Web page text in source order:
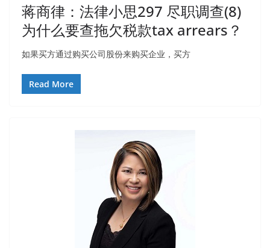
蒋商律：法律小思297 尽职调查(8)
为什么要查拖欠税款tax arrears？
如果买方通过购买公司股份来购买企业，买方
Read More